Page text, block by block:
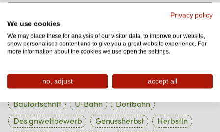
1 Beiträge
August 2023 1 Beiträge
Tag Cloud
Baufortschritt U-Bahn
Dorfbahn
Designwettbewerb
Genussherbst
Herbstln
Privacy policy
We use cookies
We may place these for analysis of our visitor data, to improve our website,
show personalised content and to give you a great website experience. For
more information about the cookies we use open the settings.
no, adjust accept all